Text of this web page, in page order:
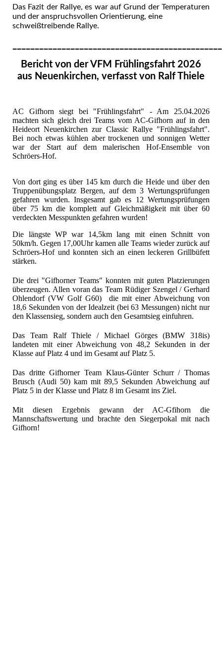
Das Fazit der Rallye, es war auf Grund der Temperaturen
und der anspruchsvollen Orientierung, eine
schweißtreibende Rallye.
Bericht von der VFM Frühlingsfahrt 2026
aus Neuenkirchen, verfasst von Ralf Thiele
AC Gifhorn siegt bei "Frühlingsfahrt" - Am 25.04.2026
machten sich gleich drei Teams vom AC-Gifhorn auf in den
Heideort Neuenkirchen zur Classic Rallye "Frühlingsfahrt".
Bei noch etwas kühlen aber trockenen und sonnigen Wetter
war der Start auf dem malerischen Hof-Ensemble von
Schröers-Hof.
Von dort ging es über 145 km durch die Heide und über den
Truppenübungsplatz Bergen, auf dem 3 Wertungsprüfungen
gefahren wurden. Insgesamt gab es 12 Wertungsprüfungen
über 75 km die komplett auf Gleichmäßigkeit mit über 60
verdeckten Messpunkten gefahren wurden!
Die längste WP war 14,5km lang mit einen Schnitt von
50km/h. Gegen 17,00Uhr kamen alle Teams wieder zurück auf
Schröers-Hof und konnten sich an einen leckeren Grillbüfett
stärken.
Die drei "Gifhorner Teams" konnten mit guten Platzierungen
überzeugen. Allen voran das Team Rüdiger Szengel / Gerhard
Ohlendorf (VW Golf G60) die mit einer Abweichung von
18,6 Sekunden von der Idealzeit (bei 63 Messungen) nicht nur
den Klassensieg, sondern auch den Gesamtsieg einfuhren.
Das Team Ralf Thiele / Michael Görges (BMW 318is)
landeten mit einer Abweichung von 48,2 Sekunden in der
Klasse auf Platz 4 und im Gesamt auf Platz 5.
Das dritte Gifhorner Team Klaus-Günter Schurr / Thomas
Brusch (Audi 50) kam mit 89,5 Sekunden Abweichung auf
Platz 5 in der Klasse und Platz 8 im Gesamt ins Ziel.
Mit diesen Ergebnis gewann der AC-Gfihorn die
Mannschaftswertung und brachte den Siegerpokal mit nach
Gifhorn!